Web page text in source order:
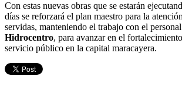
Con estas nuevas obras que se estarán
días se reforzará el plan maestro para la
servidas, manteniendo el trabajo con el
Hidrocentro, para avanzar en el
servicio público en la capital maracayera.